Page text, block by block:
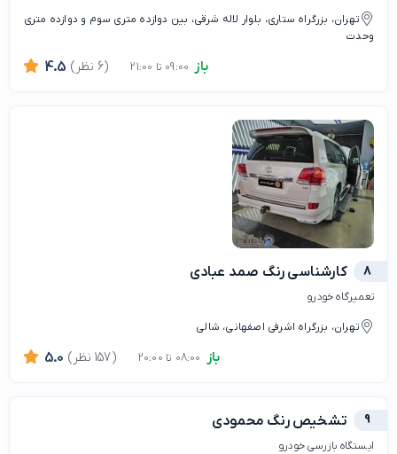
تهران، بزرگراه ستاری، بلوار لاله شرقی، بین دوازده متری سوم و دوازده متری
وحدت
باز 4.5 (6 نظر)
8 کارشناسی رنگ صمد عبادی
تعمیرگاه خودرو
تهران، بزرگراه اشرفی اصفهانی، شالی
باز 5.0 (157 نظر)
9 تشخیص رنگ محمودی
ایستگاه بازرسی خودرو